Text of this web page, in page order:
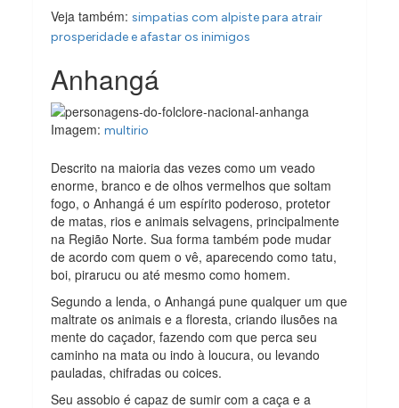
Veja também:simpatias com alpiste para atrair
prosperidade e afastar os inimigos
Anhangá
Imagem:multirio
Descrito na maioria das vezes como um veado
enorme, branco e de olhos vermelhos que soltam
fogo, o Anhangá é um espírito poderoso, protetor
de matas, rios e animais selvagens, principalmente
na Região Norte. Sua forma também pode mudar
de acordo com quem o vê, aparecendo como tatu,
boi, pirarucu ou até mesmo como homem.
Segundo a lenda, o Anhangá pune qualquer um que
maltrate os animais e a floresta, criando ilusões na
mente do caçador, fazendo com que perca seu
caminho na mata ou indo à loucura, ou levando
pauladas, chifradas ou coices.
Seu assobio é capaz de sumir com a caça e a